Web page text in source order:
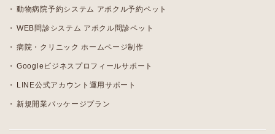
動物病院予約システム アポクル予約ペット
WEB問診システム アポクル問診ペット
病院・クリニック ホームページ制作
Googleビジネスプロフィールサポート
LINE公式アカウント運用サポート
新規開業パッケージプラン